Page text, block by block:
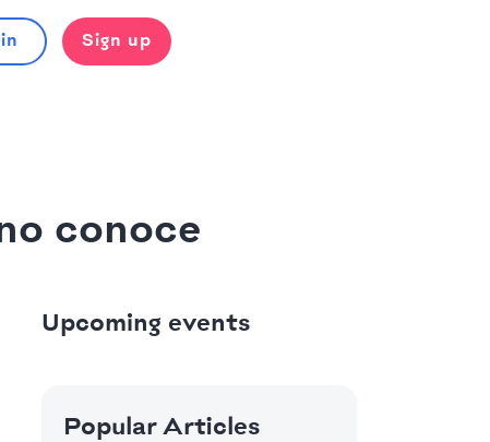
Sign up
conoce
Upcoming events
Popular Articles